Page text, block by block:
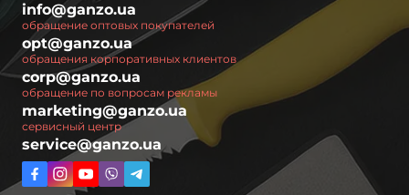
Ножи
Плоскогубцы
Открывалки для бутылок и консервных
банок
Пилы
Биты для винтов
Качество материалов.
Ganzo использует
info@ganzo.ua
обращение оптовых покупателей
opt@ganzo.ua
обращения корпоративных клиентов
corp@ganzo.ua
обращение по вопросам рекламы
marketing@ganzo.ua
сервисный центр
service@ganzo.ua